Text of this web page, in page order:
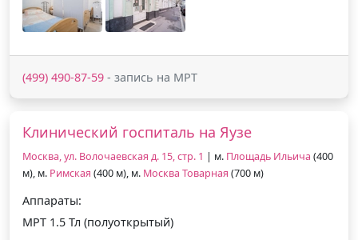
(499) 490-87-59 - запись на МРТ
Клинический госпиталь на Яузе
Москва, ул. Волочаевская д. 15, стр. 1 | м. Площадь Ильича (400
м), м. Римская (400 м), м. Москва Товарная (700 м)
Аппараты:
МРТ 1.5 Тл (полуоткрытый)